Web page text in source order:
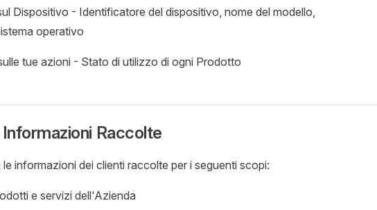
Dispositivo - Identificatore del dispositivo, nome del modello,
operativo
tue azioni - Stato di utilizzo di ogni Prodotto
Raccolte
informazioni dei clienti raccolte per i seguenti scopi:
e servizi dell'Azienda